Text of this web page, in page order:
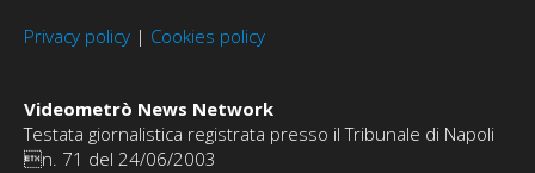
Privacy policy | Cookies policy
Videometrò News Network
Testata giornalistica registrata presso il Tribunale di Napoli
n. 71 del 24/06/2003